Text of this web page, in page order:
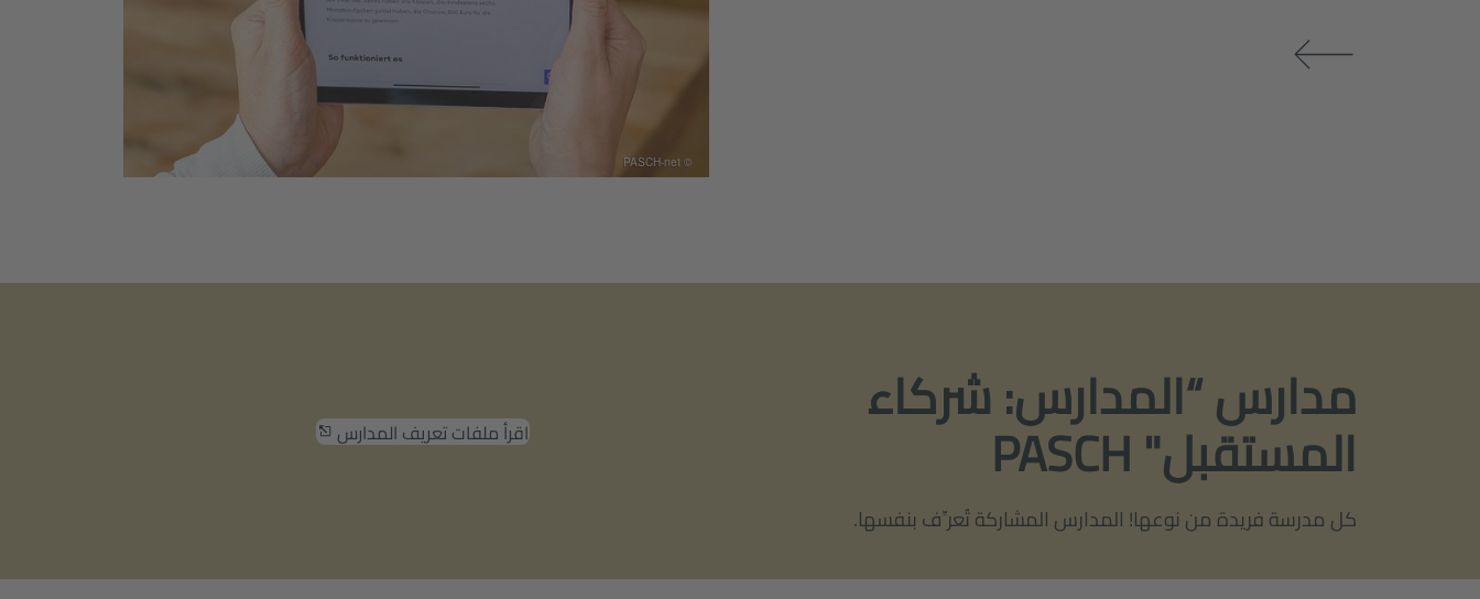
© PASCH-net
مدارس “المدارس: شركاء
المستقبل" PASCH
كل مدرسة فريدة من نوعها! المدارس المشاركة تُعرِّف بنفسها.
اقرأ ملفات تعريف المدارس